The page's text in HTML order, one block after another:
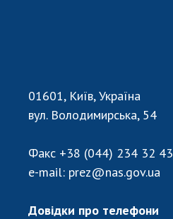
01601, Київ, Україна
вул. Володимирська, 54
Факс +38 (044) 234 32 43
e-mail: prez@nas.gov.ua
Довідки про телефони